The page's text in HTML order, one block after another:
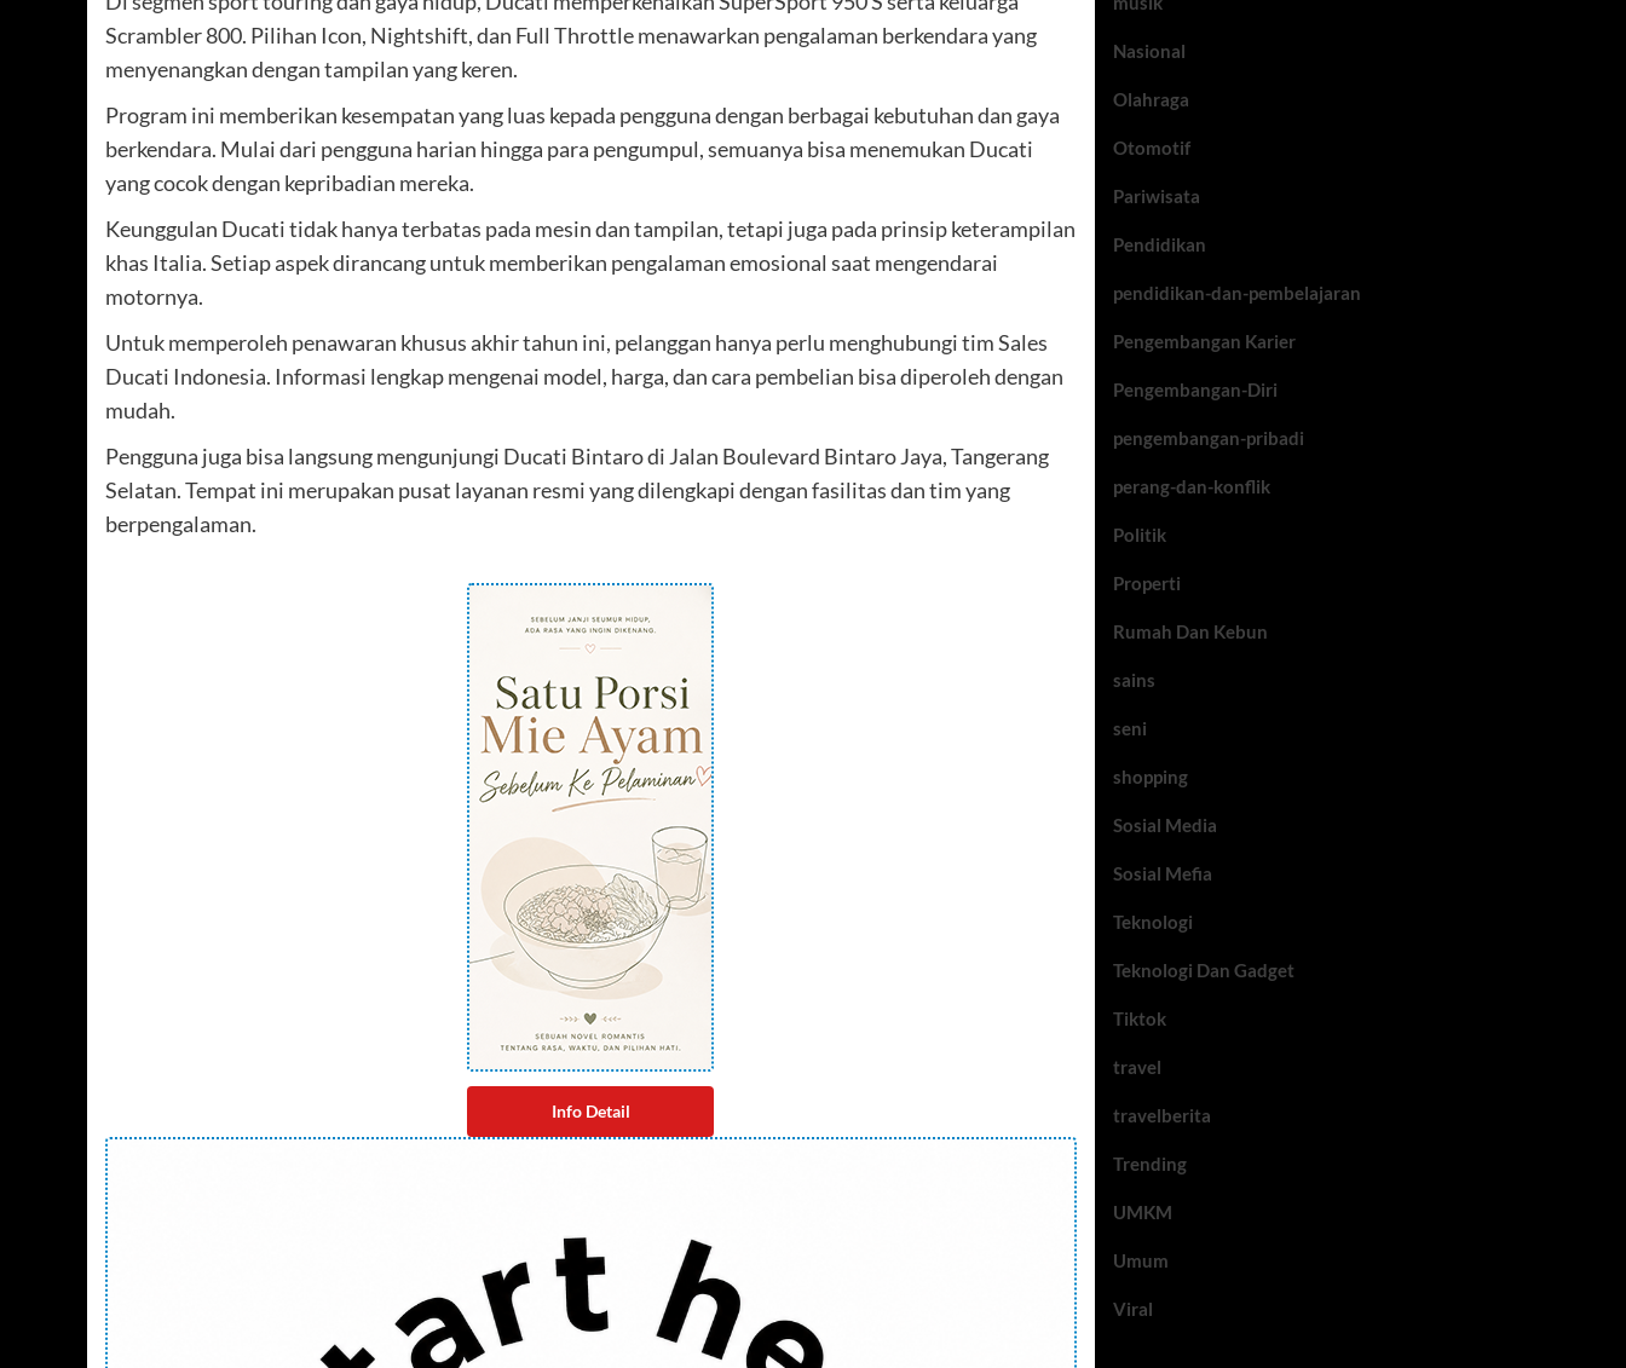
Scrambler 800. Pilihan Icon, Nightshift, dan Full Throttle menawarkan pengalaman berkendara yang
menyenangkan dengan tampilan yang keren.
Program ini memberikan kesempatan yang luas kepada pengguna dengan berbagai kebutuhan dan gaya
berkendara. Mulai dari pengguna harian hingga para pengumpul, semuanya bisa menemukan Ducati
yang cocok dengan kepribadian mereka.
Keunggulan Ducati tidak hanya terbatas pada mesin dan tampilan, tetapi juga pada prinsip keterampilan
khas Italia. Setiap aspek dirancang untuk memberikan pengalaman emosional saat mengendarai
motornya.
Untuk memperoleh penawaran khusus akhir tahun ini, pelanggan hanya perlu menghubungi tim Sales
Ducati Indonesia. Informasi lengkap mengenai model, harga, dan cara pembelian bisa diperoleh dengan
mudah.
Pengguna juga bisa langsung mengunjungi Ducati Bintaro di Jalan Boulevard Bintaro Jaya, Tangerang
Selatan. Tempat ini merupakan pusat layanan resmi yang dilengkapi dengan fasilitas dan tim yang
berpengalaman.
Info Detail
Nasional
Olahraga
Otomotif
Pariwisata
Pendidikan
pendidikan-dan-pembelajaran
Pengembangan Karier
Pengembangan-Diri
pengembangan-pribadi
perang-dan-konflik
Politik
Properti
Rumah Dan Kebun
sains
seni
shopping
Sosial Media
Sosial Mefia
Teknologi
Teknologi Dan Gadget
Tiktok
travel
travelberita
Trending
UMKM
Umum
Viral